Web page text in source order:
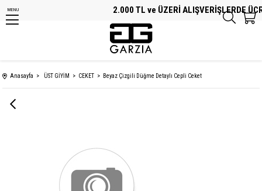
2.000 TL ve ÜZERİ ALIŞVERİŞLERDE
MENU
Anasayfa ÜST GİYİM CEKET Beyaz Çizgili Düğme Detaylı Cepli Ceket